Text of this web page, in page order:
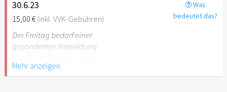
30.6.23
15,00 €(inkl. VVK-Gebühren)
Was
bedeutet das?
Der Freitag bedarf einer
gesonderten Anmeldung.
Anmeldung einen
Unkostenbeitrag von 15,- €
Mehr anzeigen